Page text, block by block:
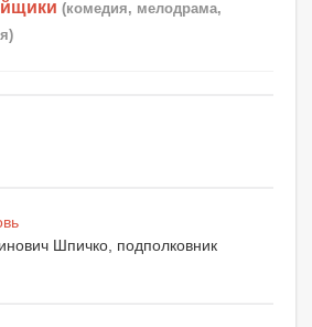
(комедия, мелодрама,
Шпичко, подполковник